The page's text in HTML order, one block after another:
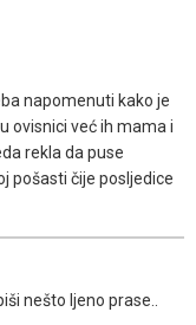
napomenuti kako je
ovisnici već ih mama i
rekla da puse
pošasti čije posljedice
nešto ljeno prase..